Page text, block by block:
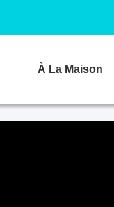
À La Maison